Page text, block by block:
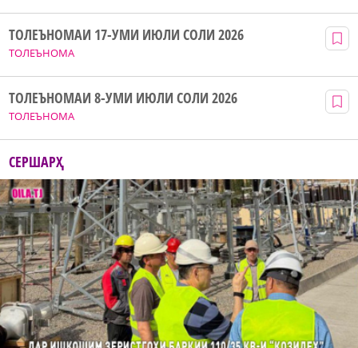
ТОЛЕЪНОМА
ТОЛЕЪНОМАИ 17-УМИ ИЮЛИ СОЛИ 2026
ТОЛЕЪНОМА
ТОЛЕЪНОМАИ 8-УМИ ИЮЛИ СОЛИ 2026
СЕРШАРҲ